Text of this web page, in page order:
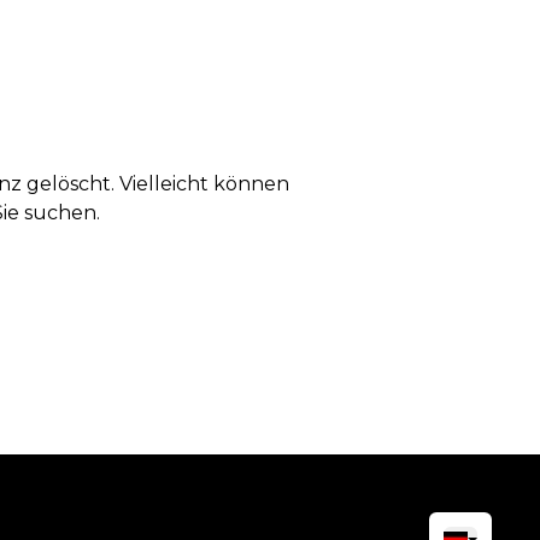
gelöscht. Vielleicht können
suchen.